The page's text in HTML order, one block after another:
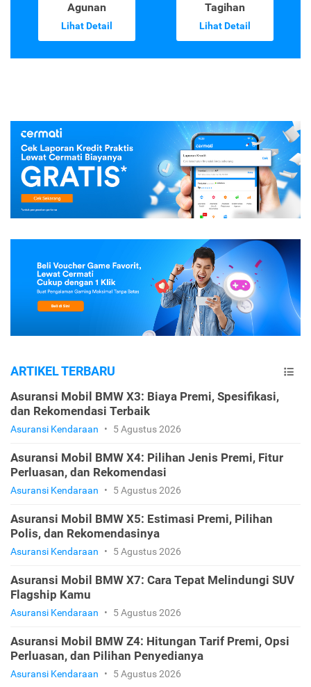
Agunan
Lihat Detail
Tagihan
Lihat Detail
ARTIKEL TERBARU
Asuransi Mobil BMW X3: Biaya Premi, Spesifikasi,
dan Rekomendasi Terbaik
Asuransi Kendaraan • 5 Agustus 2026
Asuransi Mobil BMW X4: Pilihan Jenis Premi, Fitur
Perluasan, dan Rekomendasi
Asuransi Kendaraan • 5 Agustus 2026
Asuransi Mobil BMW X5: Estimasi Premi, Pilihan
Polis, dan Rekomendasinya
Asuransi Kendaraan • 5 Agustus 2026
Asuransi Mobil BMW X7: Cara Tepat Melindungi SUV
Flagship Kamu
Asuransi Kendaraan • 5 Agustus 2026
Asuransi Mobil BMW Z4: Hitungan Tarif Premi, Opsi
Perluasan, dan Pilihan Penyedianya
Asuransi Kendaraan • 5 Agustus 2026